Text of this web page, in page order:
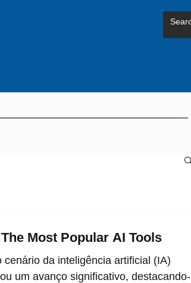
Most Popular AI Tools
cenário da inteligência artificial (IA)
um avanço significativo, destacando-